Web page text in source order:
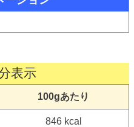
表示
100gあたり
846 kcal